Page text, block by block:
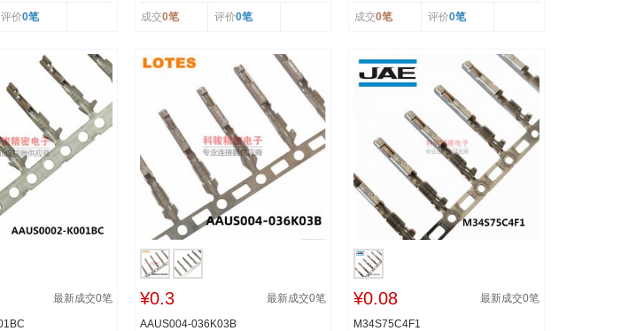
评价0笔 成交0笔 评价0笔 成交0笔 评价0笔
最新成交0笔 ¥0.3 最新成交0笔
AAUS004-036K03B
¥0.08 最新成交0笔
M34S75C4F1